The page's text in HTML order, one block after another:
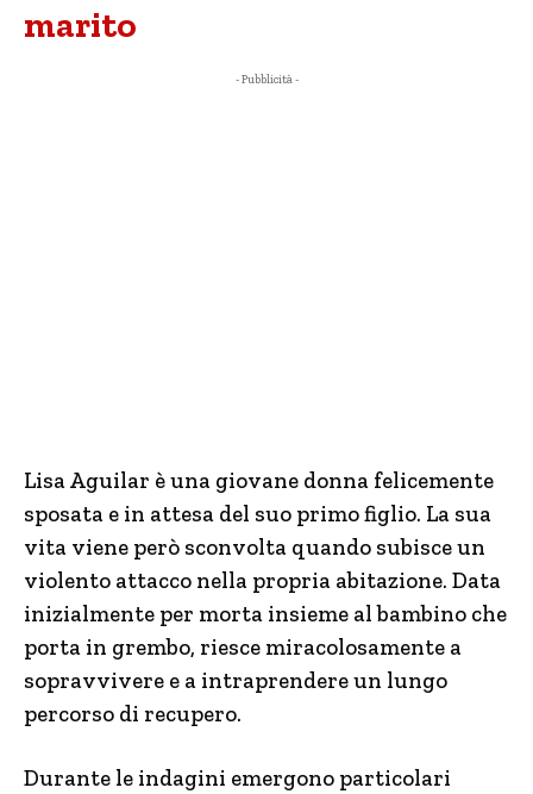
marito
- Pubblicità -
Lisa Aguilar è una giovane donna felicemente
sposata e in attesa del suo primo figlio. La sua
vita viene però sconvolta quando subisce un
violento attacco nella propria abitazione. Data
inizialmente per morta insieme al bambino che
porta in grembo, riesce miracolosamente a
sopravvivere e a intraprendere un lungo
percorso di recupero.
Durante le indagini emergono particolari